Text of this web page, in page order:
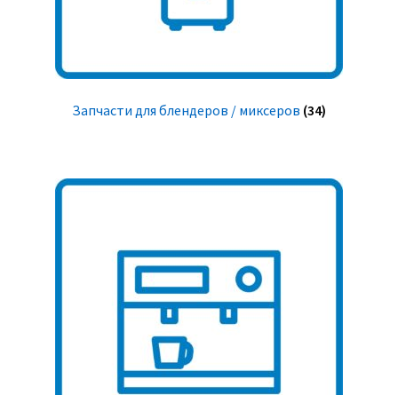
Запчасти для блендеров / миксеров (34)